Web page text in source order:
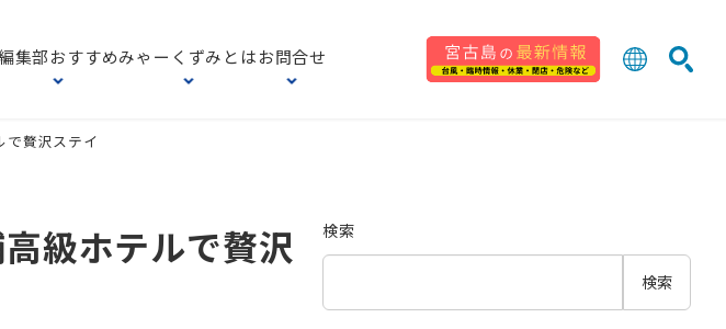
集部おすすめみゃーくずみとはお問合せ
で贅沢ステイ
級ホテルで贅沢
検索
検索